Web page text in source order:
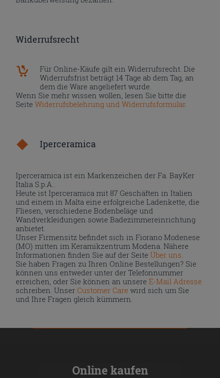
Widerrufsrecht
Für Online-Käufe gilt ein Widerrufsrecht. Die
Widerrufsfrist beträgt 14 Tage ab dem Tag, an
dem die Ware angeliefert wurde.
Wenn Sie mehr wissen wollen, lesen Sie bitte die
SeiteWiderrufsbelehrung und Widerrufsformular.
Iperceramica
Iperceramica ist ein Markenzeichen der Fa. BayKer
Italia S.p.A..
Heute ist Iperceramica mit 87 Geschäften in Italien
und einem in Malta eine erfolgreiche Ladenkette, die
Fliesen, verschiedene Bodenbeläge und
Wandverkleidungen sowie Badezimmereinrichtung
anbietet.
Unser Firmensitz befindet sich in Fiorano Modenese
(MO) mitten im Keramikzentrum Modena. Nähere
Informationen finden Sie auf der Seite Über uns
Sie haben Fragen zu Ihren Online Bestellungen? Sie
können uns entweder unter der Telefonnummer
erreichen, oder Sie können an unsereE-Mail Adresse
schreiben. UnserCustomer Care wird sich um Sie
und Ihre Fragen gleich kümmern.
Online kaufen